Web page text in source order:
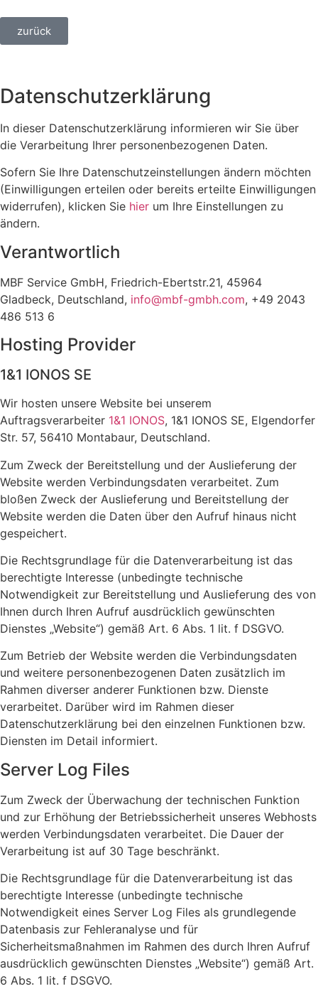
zurück
Datenschutzerklärung
In dieser Datenschutzerklärung informieren wir Sie über
die Verarbeitung Ihrer personenbezogenen Daten.
Sofern Sie Ihre Datenschutzeinstellungen ändern möchten
(Einwilligungen erteilen oder bereits erteilte Einwilligungen
widerrufen), klicken Sie hier um Ihre Einstellungen zu
ändern.
Verantwortlich
MBF Service GmbH, Friedrich-Ebertstr.21, 45964
Gladbeck, Deutschland, info@mbf-gmbh.com, +49 2043
486 513 6
Hosting Provider
1&1 IONOS SE
Wir hosten unsere Website bei unserem
Auftragsverarbeiter 1&1 IONOS, 1&1 IONOS SE, Elgendorfer
Str. 57, 56410 Montabaur, Deutschland.
Zum Zweck der Bereitstellung und der Auslieferung der
Website werden Verbindungsdaten verarbeitet. Zum
bloßen Zweck der Auslieferung und Bereitstellung der
Website werden die Daten über den Aufruf hinaus nicht
gespeichert.
Die Rechtsgrundlage für die Datenverarbeitung ist das
berechtigte Interesse (unbedingte technische
Notwendigkeit zur Bereitstellung und Auslieferung des von
Ihnen durch Ihren Aufruf ausdrücklich gewünschten
Dienstes „Website“) gemäß Art. 6 Abs. 1 lit. f DSGVO.
Zum Betrieb der Website werden die Verbindungsdaten
und weitere personenbezogenen Daten zusätzlich im
Rahmen diverser anderer Funktionen bzw. Dienste
verarbeitet. Darüber wird im Rahmen dieser
Datenschutzerklärung bei den einzelnen Funktionen bzw.
Diensten im Detail informiert.
Server Log Files
Zum Zweck der Überwachung der technischen Funktion
und zur Erhöhung der Betriebssicherheit unseres Webhosts
werden Verbindungsdaten verarbeitet. Die Dauer der
Verarbeitung ist auf 30 Tage beschränkt.
Die Rechtsgrundlage für die Datenverarbeitung ist das
berechtigte Interesse (unbedingte technische
Notwendigkeit eines Server Log Files als grundlegende
Datenbasis zur Fehleranalyse und für
Sicherheitsmaßnahmen im Rahmen des durch Ihren Aufruf
ausdrücklich gewünschten Dienstes „Website“) gemäß Art.
6 Abs. 1 lit. f DSGVO.